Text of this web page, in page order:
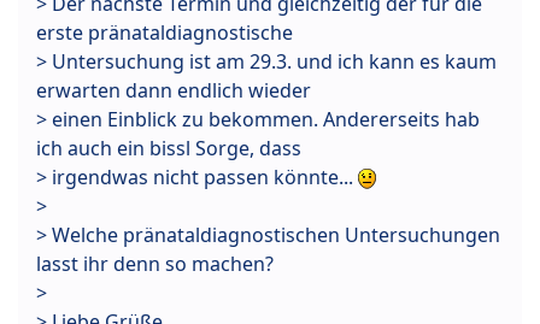
erste pränataldiagnostische
> Untersuchung ist am 29.3. und ich kann es kaum
erwarten dann endlich wieder
> einen Einblick zu bekommen. Andererseits hab
ich auch ein bissl Sorge, dass
> irgendwas nicht passen könnte...
>
> Welche pränataldiagnostischen Untersuchungen
lasst ihr denn so machen?
>